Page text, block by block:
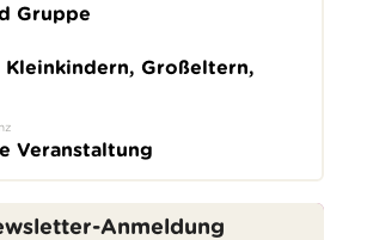
Gruppe
Kleinkindern, Großeltern,
Veranstaltung
Anmeldung